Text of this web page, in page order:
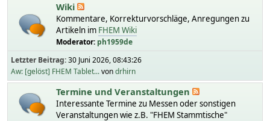
Wiki
Kommentare, Korrekturvorschläge, Anregungen zu
Artikeln im FHEM Wiki
Moderator: ph1959de
Letzter Beitrag:30 Juni 2026, 08:43:26
Aw: [gelöst] FHEM Tablet...vondrhirn
Termine und Veranstaltungen
Interessante Termine zu Messen oder sonstigen
Veranstaltungen wie z.B. "FHEM Stammtische"